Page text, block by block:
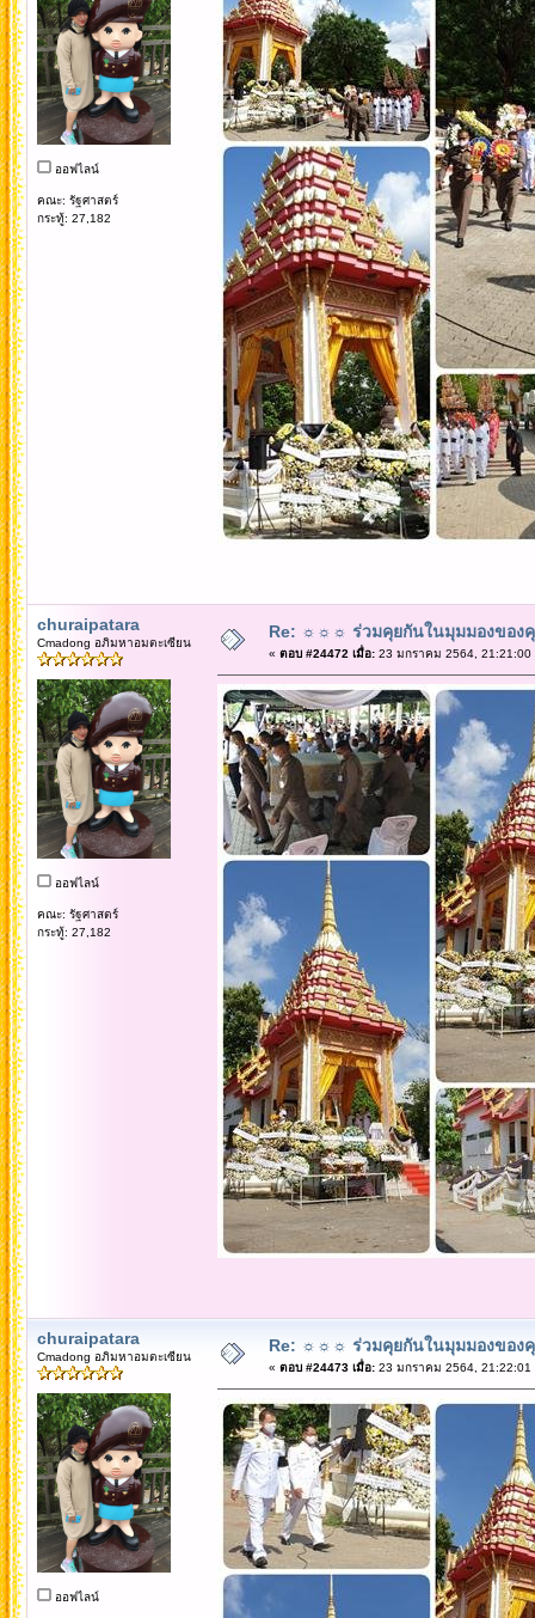
ออฟไลน์
คณะ: รัฐศาสตร์
กระทู้: 27,182
churaipatara
Cmadong อภิมหาอมตะเซียน
ออฟไลน์
คณะ: รัฐศาสตร์
กระทู้: 27,182
Re: ☼☼☼ ร่วมคุยกันในมุมมองของ
« ตอบ #24472 เมื่อ:23 มกราคม 2564, 21:21:00
churaipatara
Cmadong อภิมหาอมตะเซียน
ออฟไลน์
Re: ☼☼☼ ร่วมคุยกันในมุมมองของ
« ตอบ #24473 เมื่อ:23 มกราคม 2564, 21:22:01